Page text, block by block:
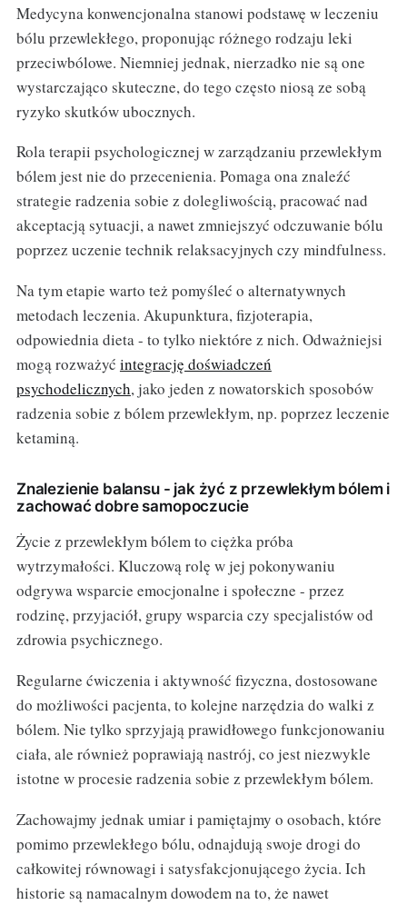
Medycyna konwencjonalna stanowi podstawę w leczeniu
bólu przewlekłego, proponując różnego rodzaju leki
przeciwbólowe. Niemniej jednak, nierzadko nie są one
wystarczająco skuteczne, do tego często niosą ze sobą
ryzyko skutków ubocznych.
Rola terapii psychologicznej w zarządzaniu przewlekłym
bólem jest nie do przecenienia. Pomaga ona znaleźć
strategie radzenia sobie z dolegliwością, pracować nad
akceptacją sytuacji, a nawet zmniejszyć odczuwanie bólu
poprzez uczenie technik relaksacyjnych czy mindfulness.
Na tym etapie warto też pomyśleć o alternatywnych
metodach leczenia. Akupunktura, fizjoterapia,
odpowiednia dieta - to tylko niektóre z nich. Odważniejsi
mogą rozważyć integrację doświadczeń
psychodelicznych, jako jeden z nowatorskich sposobów
radzenia sobie z bólem przewlekłym, np. poprzez leczenie
ketaminą.
Znalezienie balansu - jak żyć z przewlekłym bólem i
zachować dobre samopoczucie
Życie z przewlekłym bólem to ciężka próba
wytrzymałości. Kluczową rolę w jej pokonywaniu
odgrywa wsparcie emocjonalne i społeczne - przez
rodzinę, przyjaciół, grupy wsparcia czy specjalistów od
zdrowia psychicznego.
Regularne ćwiczenia i aktywność fizyczna, dostosowane
do możliwości pacjenta, to kolejne narzędzia do walki z
bólem. Nie tylko sprzyjają prawidłowego funkcjonowaniu
ciała, ale również poprawiają nastrój, co jest niezwykle
istotne w procesie radzenia sobie z przewlekłym bólem.
Zachowajmy jednak umiar i pamiętajmy o osobach, które
pomimo przewlekłego bólu, odnajdują swoje drogi do
całkowitej równowagi i satysfakcjonującego życia. Ich
historie są namacalnym dowodem na to, że nawet